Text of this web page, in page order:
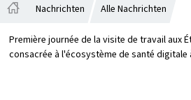
t
a
Nachrichten Alle Nachrichten
Première journée de la visite de travail aux
consacrée à l'écosystème de santé digitale